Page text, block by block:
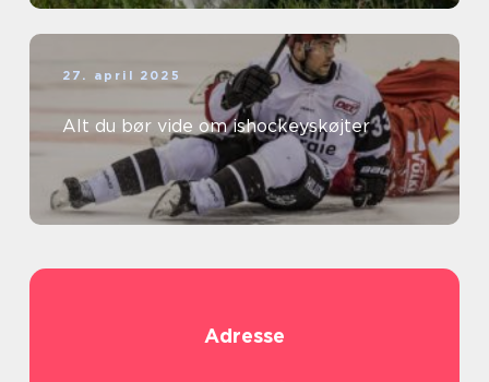
27. april 2025
Alt du bør vide om ishockeyskøjter
Adresse